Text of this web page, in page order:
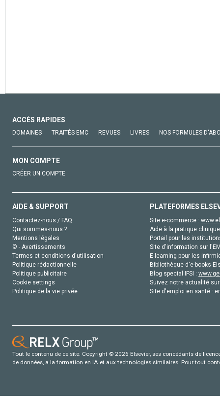
ACCÈS RAPIDES
DOMAINES TRAITÉS EMC REVUES LIVRES NOS FORMULES
MON COMPTE
CRÉER UN COMPTE
AIDE & SUPPORT
Contactez-nous / FAQ
Qui sommes-nous ?
Mentions légales
© - Avertissements
Termes et conditions d'utilisation
Politique rédactionnelle
Politique publicitaire
Cookie settings
Politique de la vie privée
PLATEFORMES
Site e-commerce :
Aide à la pratique
Portail pour les
Site d'information sur
E-learning pour les
Bibliothèque d'e-books
Blog special IFSI :
Suivez notre actualité
Site d'emploi en santé :
Tout le contenu de ce site: Copyright © 2026 Elsevier, ses concédants de
de données, a la formation en IA et aux technologies similaires. Pour tout